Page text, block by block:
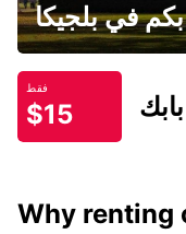
في بلجيكا
فقط
$15
Why renting